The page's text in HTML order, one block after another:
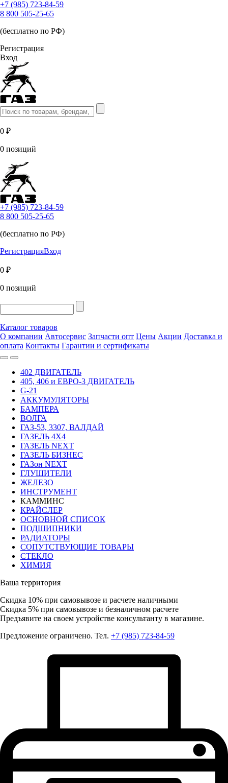
+7 (985) 723-84-59
8 800 505-25-65
(бесплатно по РФ)
Регистрация
Вход
0 ₽
0 позиций
+7 (985) 723-84-59
8 800 505-25-65
(бесплатно по РФ)
РегистрацияВход
0 ₽
0 позиций
Каталог товаров
О компании Автосервис Запчасти опт Цены Акции Доставка и
оплата Контакты Гарантии и сертификаты
402 ДВИГАТЕЛЬ
405, 406 и ЕВРО-3 ДВИГАТЕЛЬ
G-21
АККУМУЛЯТОРЫ
БАМПЕРА
ВОЛГА
ГАЗ-53, 3307, ВАЛДАЙ
ГАЗЕЛЬ 4Х4
ГАЗЕЛЬ NEXT
ГАЗЕЛЬ БИЗНЕС
ГАЗон NEXT
ГЛУШИТЕЛИ
ЖЕЛЕЗО
ИНСТРУМЕНТ
КАММИНС
КРАЙСЛЕР
ОСНОВНОЙ СПИСОК
ПОДШИПНИКИ
РАДИАТОРЫ
СОПУТСТВУЮЩИЕ ТОВАРЫ
СТЕКЛО
ХИМИЯ
Ваша территория
Скидка 10% при самовывозе и расчете наличными
Скидка 5% при самовывозе и безналичном расчете
Предъявите на своем устройстве консультанту в магазине.
Предложение ограничено. Тел. +7 (985) 723-84-59